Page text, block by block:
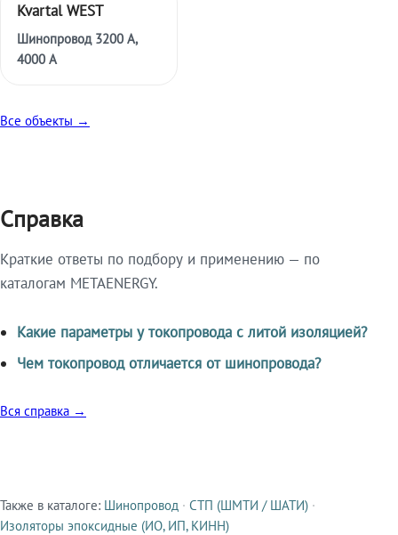
Kvartal WEST
Шинопровод 3200 А,
4000 А
Все объекты →
Справка
Краткие ответы по подбору и применению — по
каталогам METAENERGY.
Какие параметры у токопровода с литой изоляцией?
Чем токопровод отличается от шинопровода?
Вся справка →
Смежные продукты
Также в каталоге: Шинопровод · СТП (ШМТИ / ШАТИ) ·
Изоляторы эпоксидные (ИО, ИП, КИНН)